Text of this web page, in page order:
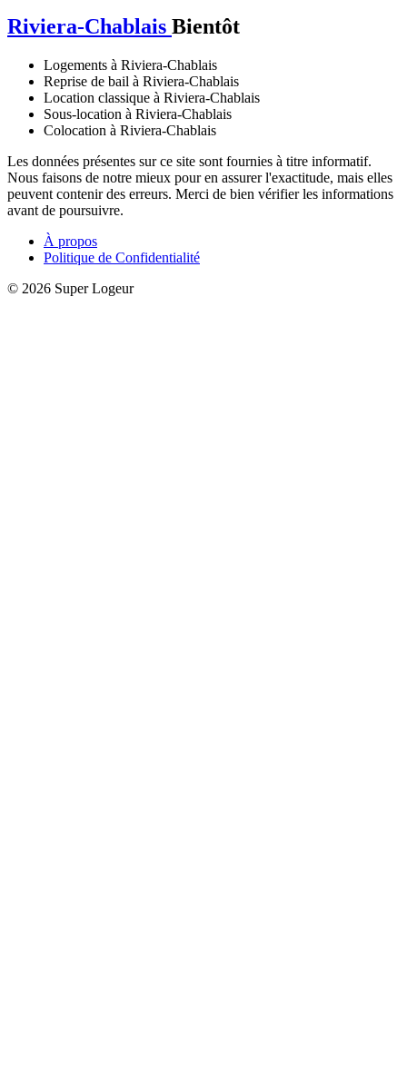
Riviera-Chablais Bientôt
Logements à Riviera-Chablais
Reprise de bail à Riviera-Chablais
Location classique à Riviera-Chablais
Sous-location à Riviera-Chablais
Colocation à Riviera-Chablais
Les données présentes sur ce site sont fournies à titre informatif.
Nous faisons de notre mieux pour en assurer l'exactitude, mais elles
peuvent contenir des erreurs. Merci de bien vérifier les informations
avant de poursuivre.
À propos
Politique de Confidentialité
© 2026 Super Logeur